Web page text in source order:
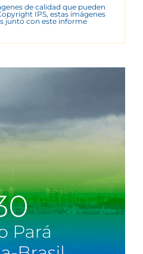
de calidad que pueden
IPS, estas imágenes
junto con este informe